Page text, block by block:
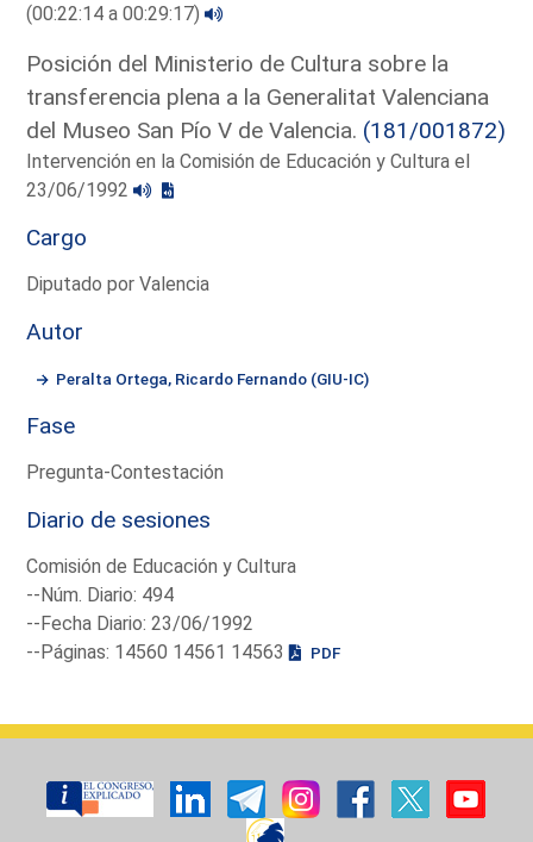
(00:22:14 a 00:29:17)
Posición del Ministerio de Cultura sobre la
transferencia plena a la Generalitat Valenciana
del Museo San Pío V de Valencia. (181/001872)
Intervención en la Comisión de Educación y Cultura el
23/06/1992
Cargo
Diputado por Valencia
Autor
Peralta Ortega, Ricardo Fernando (GIU-IC)
Fase
Pregunta-Contestación
Diario de sesiones
Comisión de Educación y Cultura
--Núm. Diario: 494
--Fecha Diario: 23/06/1992
--Páginas: 14560 14561 14563
PDF